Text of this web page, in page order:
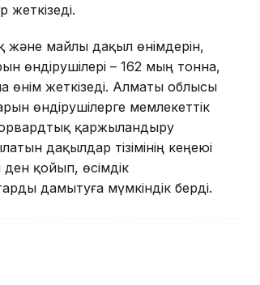
жеткізеді.
майлы дақыл өнімдерін,
өндірушілері – 162 мың тонна,
жеткізеді. Алматы облысы
өндірушілерге мемлекеттік
қаржыландыру
дақылдар тізімінің кеңеюі
қойып, өсімдік
дамытуға мүмкіндік берді.